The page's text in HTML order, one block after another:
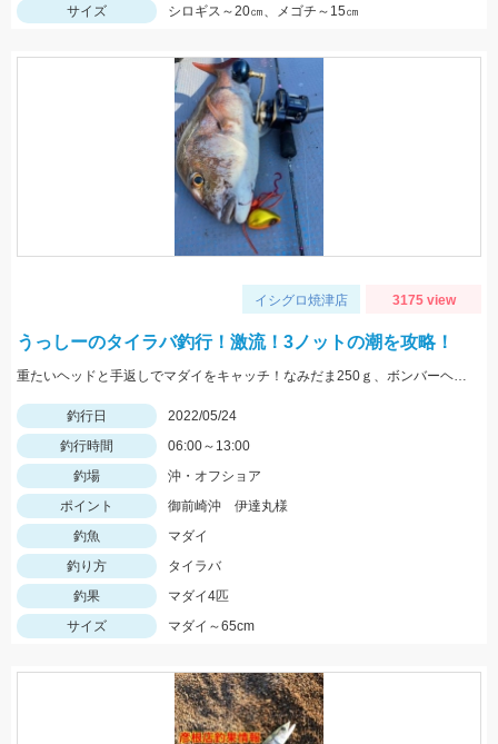
サイズ
シロギス～20㎝、メゴチ～15㎝
イシグロ焼津店 3175 view
うっしーのタイラバ釣行！激流！3ノットの潮を攻略！
重たいヘッドと手返しでマダイをキャッチ！なみだま250ｇ、ボンバーヘッドＴＧ250ｇ使用。
釣行日
2022/05/24
釣行時間
06:00～13:00
釣場
沖・オフショア
ポイント
御前崎沖 伊達丸様
釣魚
マダイ
釣り方
タイラバ
釣果
マダイ4匹
サイズ
マダイ～65cm